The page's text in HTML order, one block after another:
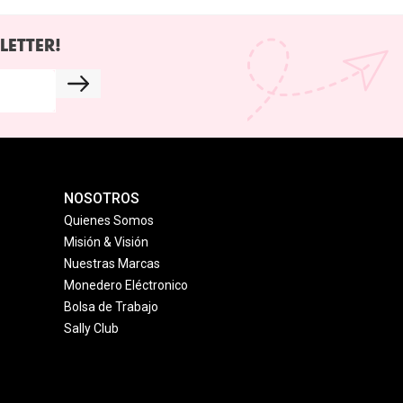
NOSOTROS
Quienes Somos
Misión & Visión
Nuestras Marcas
Monedero Eléctronico
Bolsa de Trabajo
Sally Club